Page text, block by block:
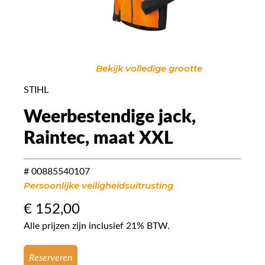
Bekijk volledige grootte
STIHL
Weerbestendige jack,
Raintec, maat XXL
# 00885540107
Persoonlijke veiligheidsuitrusting
€ 152,00
Alle prijzen zijn inclusief 21% BTW.
Reserveren